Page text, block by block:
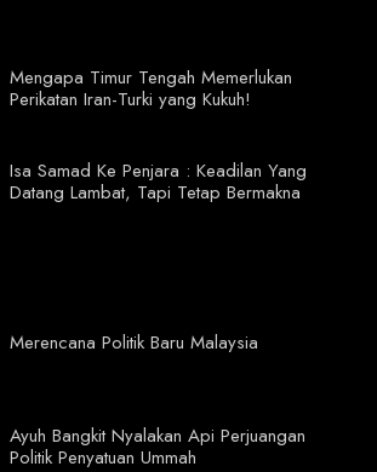
Mengapa Timur Tengah Memerlukan
Perikatan Iran-Turki yang Kukuh!
Isa Samad Ke Penjara : Keadilan Yang
Datang Lambat, Tapi Tetap Bermakna
Merencana Politik Baru Malaysia
Ayuh Bangkit Nyalakan Api Perjuangan
Politik Penyatuan Ummah